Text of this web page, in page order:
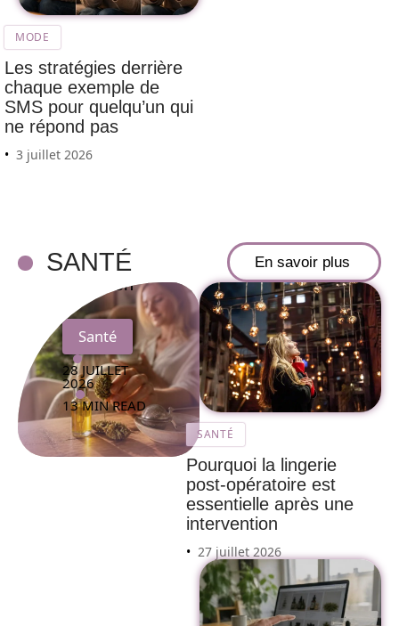
MODE
Les stratégies derrière
chaque exemple de
SMS pour quelqu’un qui
ne répond pas
3 juillet 2026
SANTÉ En savoir plus
Comment
consommer
la fleur de
être au
quotidien
Santé
28 JUILLET
2026
13 MIN READ
SANTÉ
Pourquoi la lingerie
post-opératoire est
essentielle après une
intervention
27 juillet 2026